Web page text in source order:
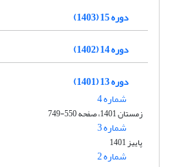
دوره 15 (1403)
دوره 14 (1402)
دوره 13 (1401)
شماره 4
زمستان 1401، صفحه 550-749
شماره 3
پاییز 1401
شماره 2